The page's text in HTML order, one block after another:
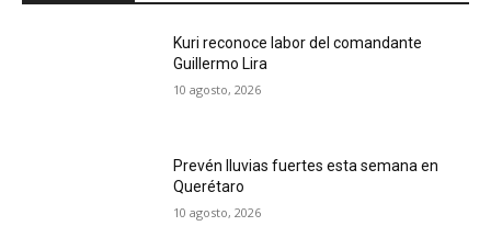
Kuri reconoce labor del comandante
Guillermo Lira
10 agosto, 2026
Prevén lluvias fuertes esta semana en
Querétaro
10 agosto, 2026